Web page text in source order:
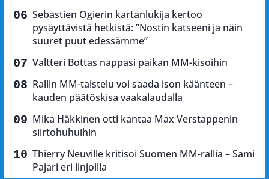
Sebastien Ogierin kartanlukija kertoo
pysäyttävistä hetkistä: ”Nostin katseeni ja näin
suuret puut edessämme”
Valtteri Bottas nappasi paikan MM-kisoihin
Rallin MM-taistelu voi saada ison käänteen –
kauden päätöskisa vaakalaudalla
Mika Häkkinen otti kantaa Max Verstappenin
siirtohuhuihin
Thierry Neuville kritisoi Suomen MM-rallia – Sami
Pajari eri linjoilla